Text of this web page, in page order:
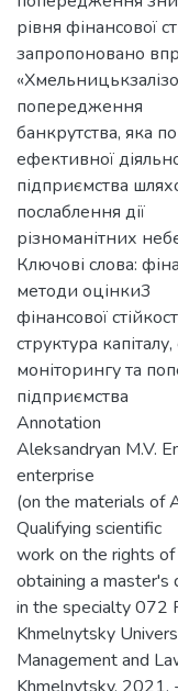
рівня фінансової
запропоновано
попередження
банкрутства, яка
ефективної
підприємства
послаблення дії
різноманітних
Ключові слова:
методи оцінки3
фінансової
структура
моніторингу та
підприємства
Annotation
Aleksandryan M.V.
enterprise
(on the materials of
Qualifying scientific
work on the rights
obtaining a master's
in the specialty 072
Khmelnytsky
Management and